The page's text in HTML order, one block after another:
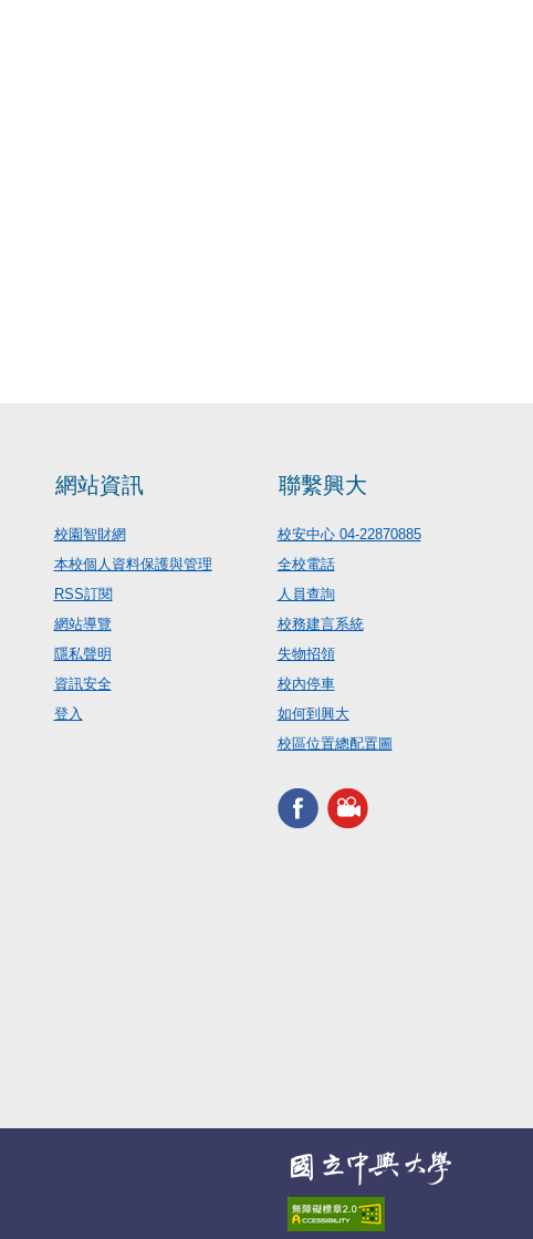
網站資訊
校園智財網
本校個人資料保護與管理
RSS訂閱
網站導覽
隱私聲明
資訊安全
登入
聯繫興大
校安中心 04-22870885
全校電話
人員查詢
校務建言系統
失物招領
校內停車
如何到興大
校區位置總配置圖